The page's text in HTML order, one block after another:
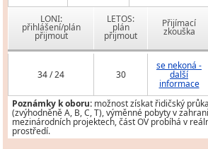
LONI:
přihlášení/plán
přijmout
LETOS:
plán
přijmout
Přijímací
zkouška
34 / 24 30
se nekoná -
další
informace
Poznámky k oboru: možnost získat řidičský
(zvýhodněně A, B, C, T), výměnné pobyty v
mezinárodních projektech, část OV probíhá v
prostředí.